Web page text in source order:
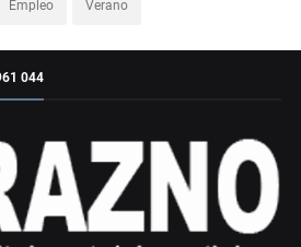
Empleo Verano
044